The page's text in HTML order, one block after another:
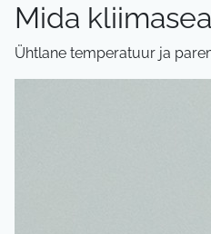
Mida
Ühtlane temperatuur ja